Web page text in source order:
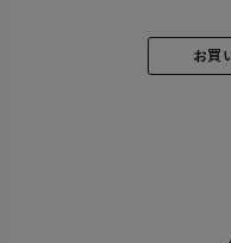
お買